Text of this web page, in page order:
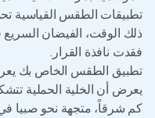
تطبيقات الطقس القياسية
ذلك الوقت، الفيضان
فقدت نافذة القرار.
كم شرقاً، متجهة نحو صبيا في 22